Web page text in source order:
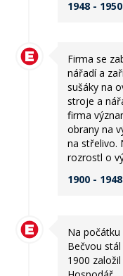
1948 - 1950
Firma se
nářadí a
sušáky na
stroje a
firma
obrany na
na střelivo.
rozrostl o
1900 - 1948
Na
Bečvou
1900